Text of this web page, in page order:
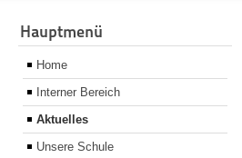
Hauptmenü
Home
Interner Bereich
Aktuelles
Unsere Schule